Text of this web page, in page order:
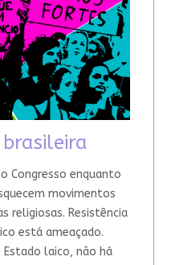
Congresso enquanto
movimentos
religiosas. Resistência
está ameaçado.
laico, não há